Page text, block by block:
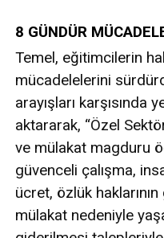
8 GÜNDÜR
Temel, eğitimcilerin
mücadelelerini
arayışları karşısında
aktararak, “Özel
ve mülakat magduru
güvenceli çalışma,
ücret, özlük haklarının
mülakat nedeniyle